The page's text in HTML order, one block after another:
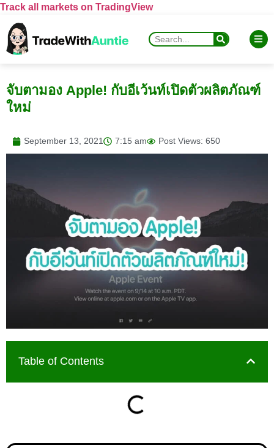
Track all markets on TradingView
จับตามอง Apple! กับอีเว้นท์เปิดตัวผลิตภัณฑ์
ใหม่
September 13, 2021 7:15 am Post Views: 650
Table of Contents